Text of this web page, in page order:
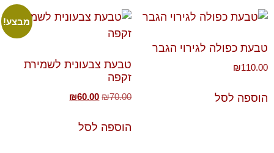
טבעת כפולה לגירוי הגבר
₪110.00
הוספה לסל
מבצע!
טבעת צבעונית לשמירת
זקפה
₪70.00
₪60.00
הוספה לסל